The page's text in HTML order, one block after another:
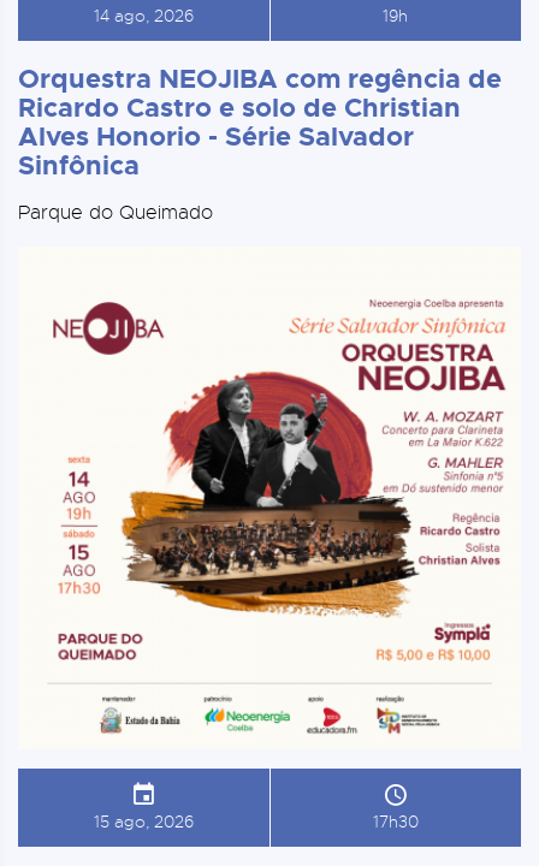
14 ago, 2026 19h
Orquestra NEOJIBA com regência de
Ricardo Castro e solo de Christian
Alves Honorio - Série Salvador
Sinfônica
Parque do Queimado
15 ago, 2026 17h30